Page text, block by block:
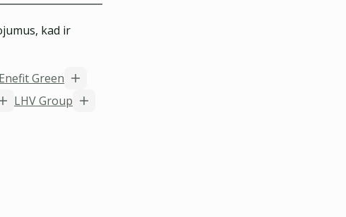
kad ir
Enefit Green
LHV Group